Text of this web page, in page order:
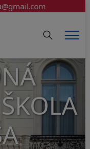
Hledání